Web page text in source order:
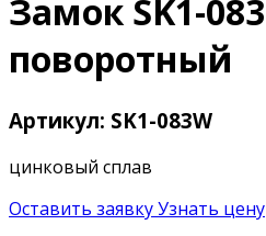
Замок SK1-083
поворотный
Артикул: SK1-083W
цинковый сплав
Оставить заявкуУзнать цену